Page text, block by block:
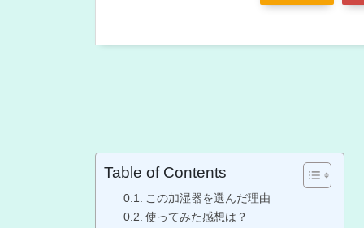
Table of Contents
この加湿器を選んだ理由
使ってみた感想は？